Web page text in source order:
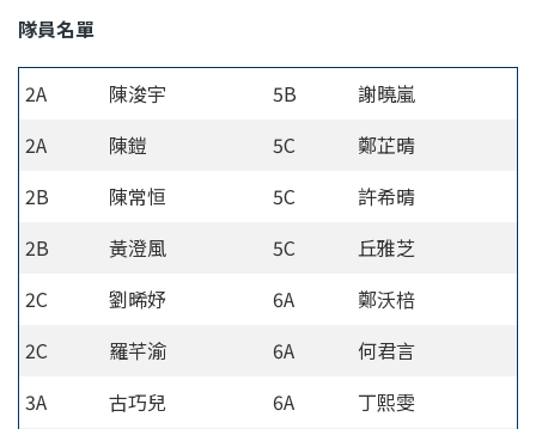
隊員名單
2A 陳浚宇 5B
謝曉嵐
2A
陳鎧 5C
鄭芷晴
2B
陳常恒 5C
許希晴
2B
黃澄風 5C
丘雅芝
2C
劉晞妤 6A
鄭沃棓
2C
羅芊渝 6A
何君言
3A
古巧兒 6A
丁熙雯